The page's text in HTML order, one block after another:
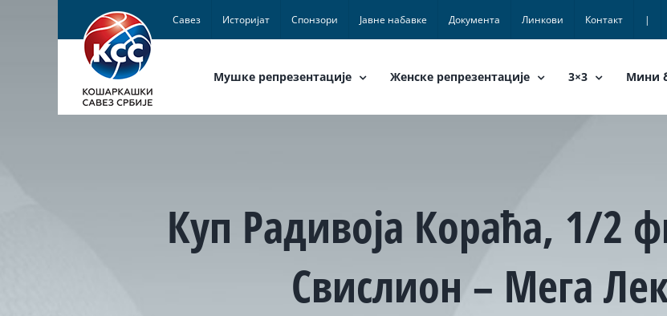
Савез Историјат Спонзори Јавне набавке Документа Линкови Контакт |
Мушке репрезентације Женске репрезентације 3×3 Мини
Куп Радивоја Кораћа, 1/2
Свислион – Мега